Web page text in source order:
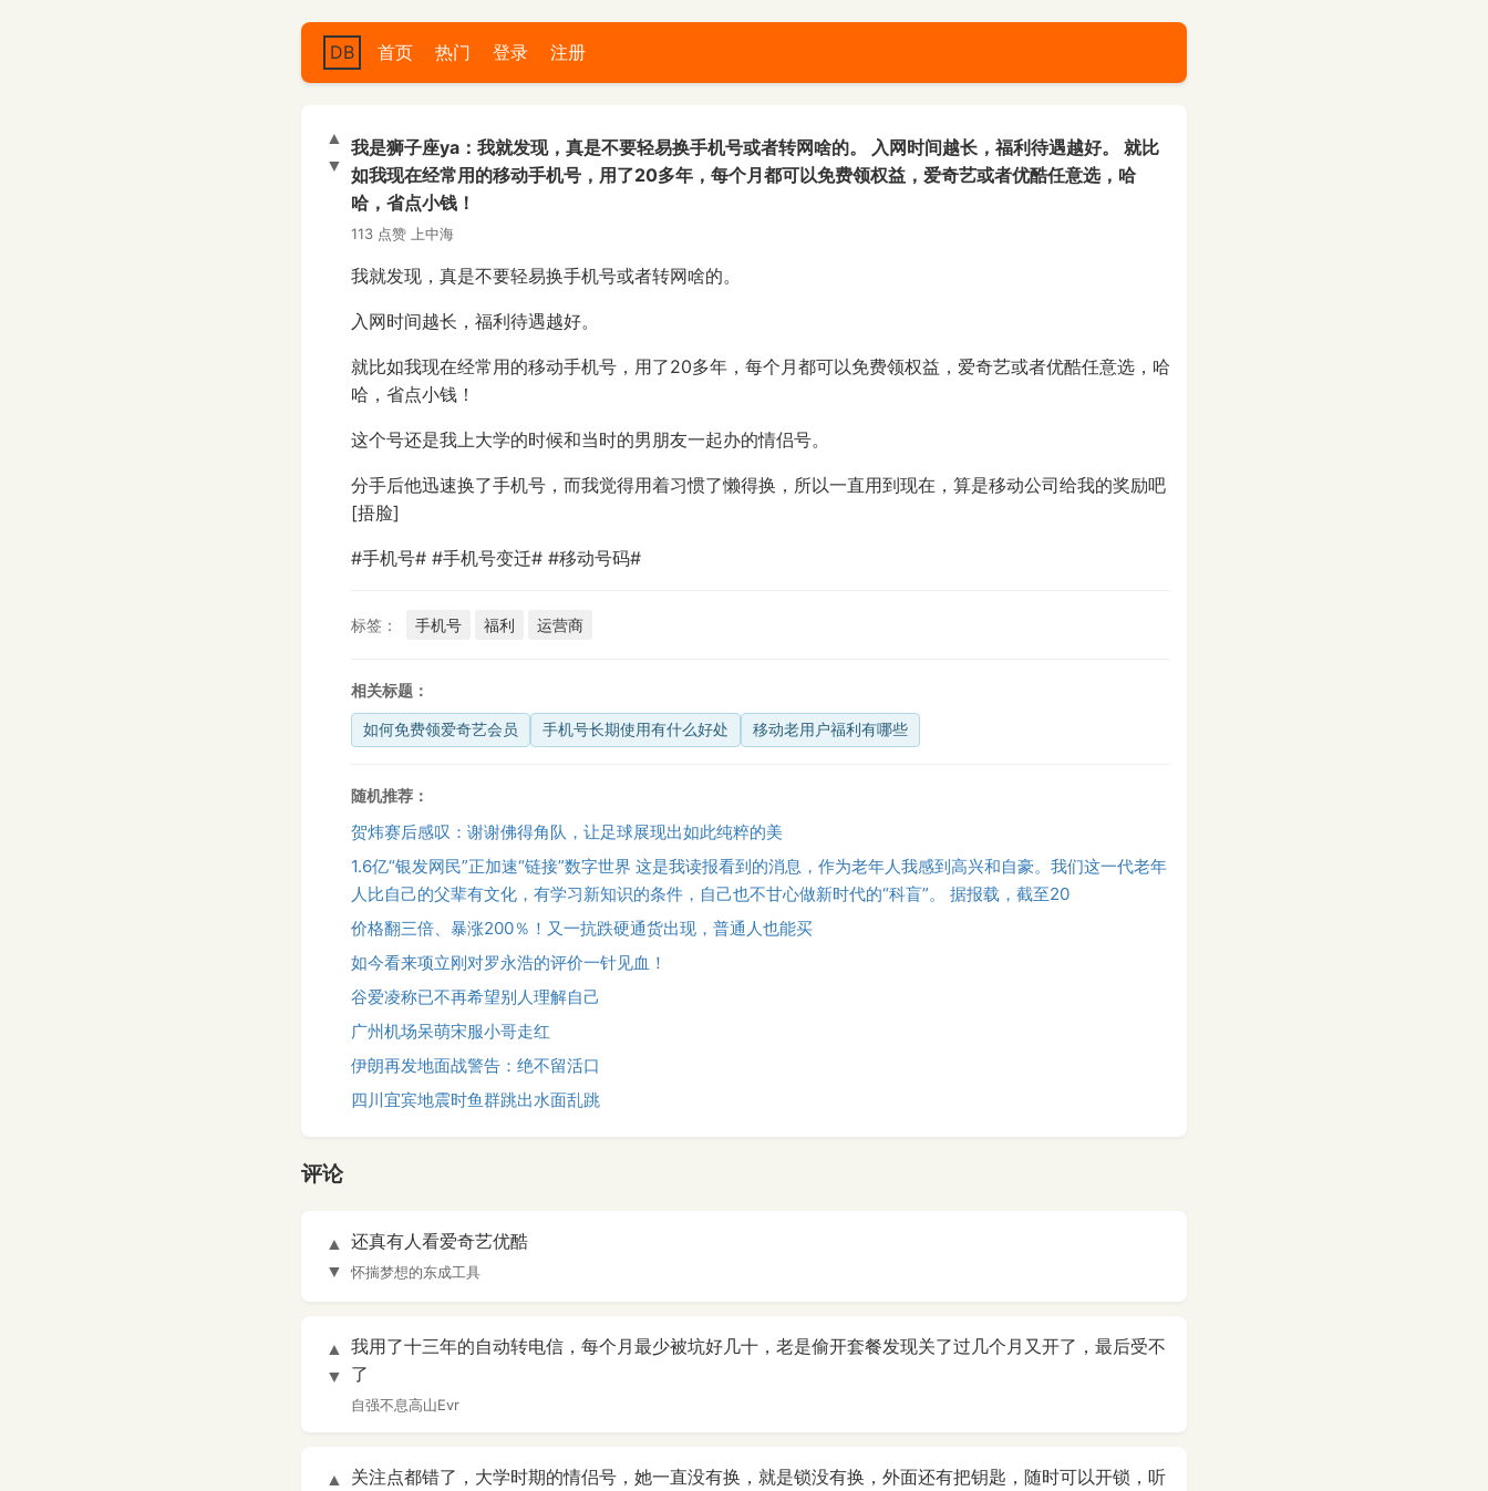
DB 首页 热门 登录 注册
▲
▼
我是狮子座ya：我就发现，真是不要轻易换手机号或者转网啥的。 入网时间越长，福利待遇越好。 就比
如我现在经常用的移动手机号，用了20多年，每个月都可以免费领权益，爱奇艺或者优酷任意选，哈
哈，省点小钱！
113 点赞 上中海
我就发现，真是不要轻易换手机号或者转网啥的。
入网时间越长，福利待遇越好。
就比如我现在经常用的移动手机号，用了20多年，每个月都可以免费领权益，爱奇艺或者优酷任意选，哈
哈，省点小钱！
这个号还是我上大学的时候和当时的男朋友一起办的情侣号。
分手后他迅速换了手机号，而我觉得用着习惯了懒得换，所以一直用到现在，算是移动公司给我的奖励吧
[捂脸]
#手机号# #手机号变迁# #移动号码#
标签： 手机号 福利 运营商
相关标题：
如何免费领爱奇艺会员 手机号长期使用有什么好处 移动老用户福利有哪些
随机推荐：
贺炜赛后感叹：谢谢佛得角队，让足球展现出如此纯粹的美
1.6亿“银发网民”正加速“链接”数字世界 这是我读报看到的消息，作为老年人我感到高兴和自豪。我们这一代老年
人比自己的父辈有文化，有学习新知识的条件，自己也不甘心做新时代的“科盲”。 据报载，截至20
价格翻三倍、暴涨200％！又一抗跌硬通货出现，普通人也能买
如今看来项立刚对罗永浩的评价一针见血！
谷爱凌称已不再希望别人理解自己
广州机场呆萌宋服小哥走红
伊朗再发地面战警告：绝不留活口
四川宜宾地震时鱼群跳出水面乱跳
评论
▲
▼
还真有人看爱奇艺优酷
怀揣梦想的东成工具
▲
▼
我用了十三年的自动转电信，每个月最少被坑好几十，老是偷开套餐发现关了过几个月又开了，最后受不
了
自强不息高山Evr
▲
关注点都错了，大学时期的情侣号，她一直没有换，就是锁没有换，外面还有把钥匙，随时可以开锁，听